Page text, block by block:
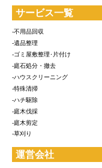
サービス一覧
-不用品回収
-遺品整理
-ゴミ屋敷整理･片付け
-庭石処分・撤去
-ハウスクリーニング
-特殊清掃
-ハチ駆除
-庭木伐採
-庭木剪定
-草刈り
運営会社